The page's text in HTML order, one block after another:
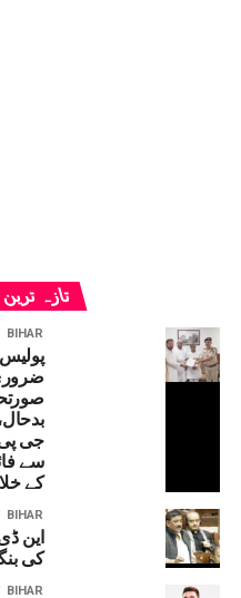
تازہ ترین
BIHAR
سے
کے
BIHAR
این
کی
BIHAR